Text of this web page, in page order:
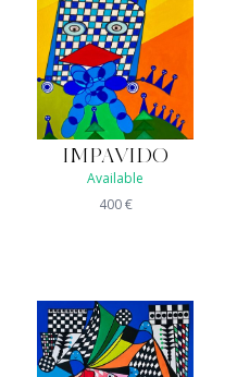
IMPAVIDO
Available
400€